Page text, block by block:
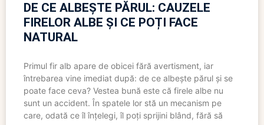
DE CE ALBEȘTE PĂRUL: CAUZELE
FIRELOR ALBE ȘI CE POȚI FACE
NATURAL
Primul fir alb apare de obicei fără avertisment, iar
întrebarea vine imediat după: de ce albește părul și se
poate face ceva? Vestea bună este că firele albe nu
sunt un accident. În spatele lor stă un mecanism pe
care, odată ce îl înțelegi, îl poți sprijini blând, fără să